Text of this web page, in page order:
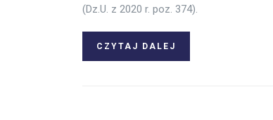
(Dz.U. z 2020 r. poz. 374).
CZYTAJ DALEJ